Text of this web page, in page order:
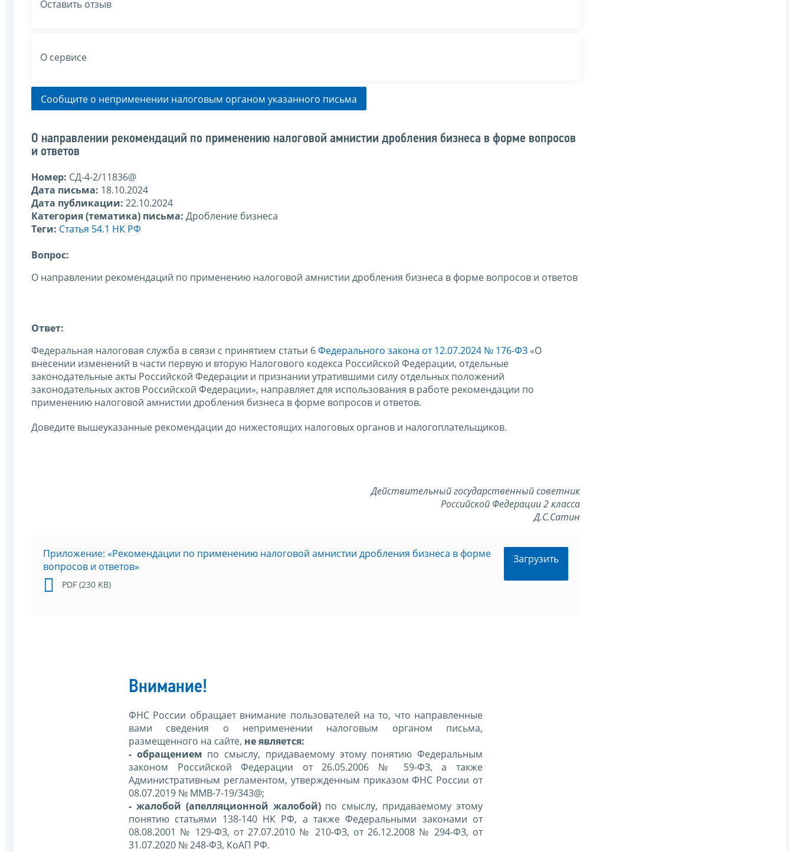
Оставить отзыв
О сервисе
Сообщите о неприменении налоговым органом указанного письма
О направлении рекомендаций по применению налоговой амнистии дробления бизнеса в форме вопросов
и ответов
Номер: СД-4-2/11836@
Дата письма: 18.10.2024
Дата публикации: 22.10.2024
Категория (тематика) письма: Дробление бизнеса
Теги: Статья 54.1 НК РФ
Вопрос:
О направлении рекомендаций по применению налоговой амнистии дробления бизнеса в форме вопросов и ответов
Ответ:
Федеральная налоговая служба в связи с принятием статьи 6Федерального закона от 12.07.2024 № 176-ФЗ «О
внесении изменений в части первую и вторую Налогового кодекса Российской Федерации, отдельные
законодательные акты Российской Федерации и признании утратившими силу отдельных положений
законодательных актов Российской Федерации», направляет для использования в работе рекомендации по
применению налоговой амнистии дробления бизнеса в форме вопросов и ответов.
Доведите вышеуказанные рекомендации до нижестоящих налоговых органов и налогоплательщиков.
Действительный государственный советник
Российской Федерации 2 класса
Д.С.Сатин
Приложение: «Рекомендации по применению налоговой амнистии дробления бизнеса в форме
вопросов и ответов»
PDF (230 KB)
Загрузить
Внимание!
ФНС России обращает внимание пользователей на то, что направленные
вами сведения о неприменении налоговым органом письма,
размещенного на сайте, не является:
- обращением по смыслу, придаваемому этому понятию Федеральным
законом Российской Федерации от 26.05.2006 № 59-ФЗ, а также
Административным регламентом, утвержденным приказом ФНС России от
08.07.2019 № ММВ-7-19/343@;
- жалобой (апелляционной жалобой)по смыслу, придаваемому этому
понятию статьями 138-140 НК РФ, а также Федеральными законами от
08.08.2001 № 129-ФЗ, от 27.07.2010 № 210-ФЗ, от 26.12.2008 № 294-ФЗ, от
31.07.2020 № 248-ФЗ, КоАП РФ.